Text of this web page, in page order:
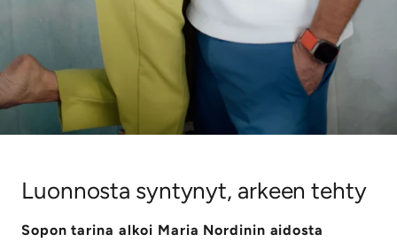
Luonnosta syntynyt, arkeen tehty
Sopon tarina alkoi Maria Nordinin aidosta